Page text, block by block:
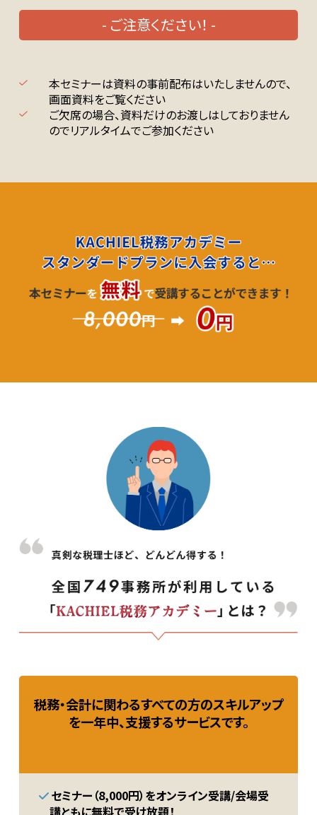
- ご注意ください！ -
本セミナーは資料の事前配布はいたしませんので、
画面資料をご覧ください
ご欠席の場合、資料だけのお渡しはしておりません
のでリアルタイムでご参加ください
税務・会計に関わるすべての方のスキルアップ
を一年中、支援するサービスです。
セミナー（8,000円）をオンライン受講/会場受
講ともに無料で受け放題！